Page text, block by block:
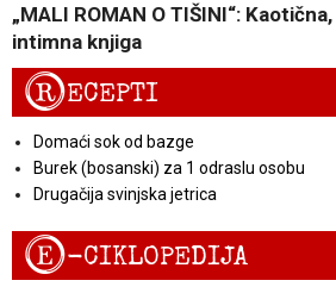
„MALI ROMAN O TIŠINI“:
intimna knjiga
RECEPTI
Domaći sok od bazge
Burek (bosanski) za 1 odraslu osobu
Drugačija svinjska jetrica
E-CIKLOPEDIJA